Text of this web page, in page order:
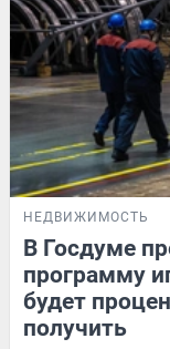
НЕДВИЖИМОСТЬ
В Госдуме
программу
будет
получить